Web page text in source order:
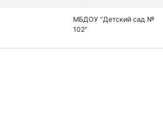
МБДОУ "Детский сад №
102"